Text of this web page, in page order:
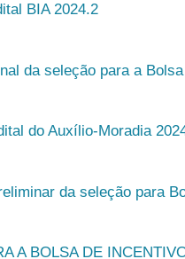
BIA 2024.2
da seleção para a
do Auxílio-Moradia
da seleção para
A BOLSA DE